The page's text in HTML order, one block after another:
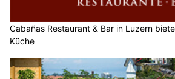
Cabañas Restaurant & Bar in Luzern
Küche